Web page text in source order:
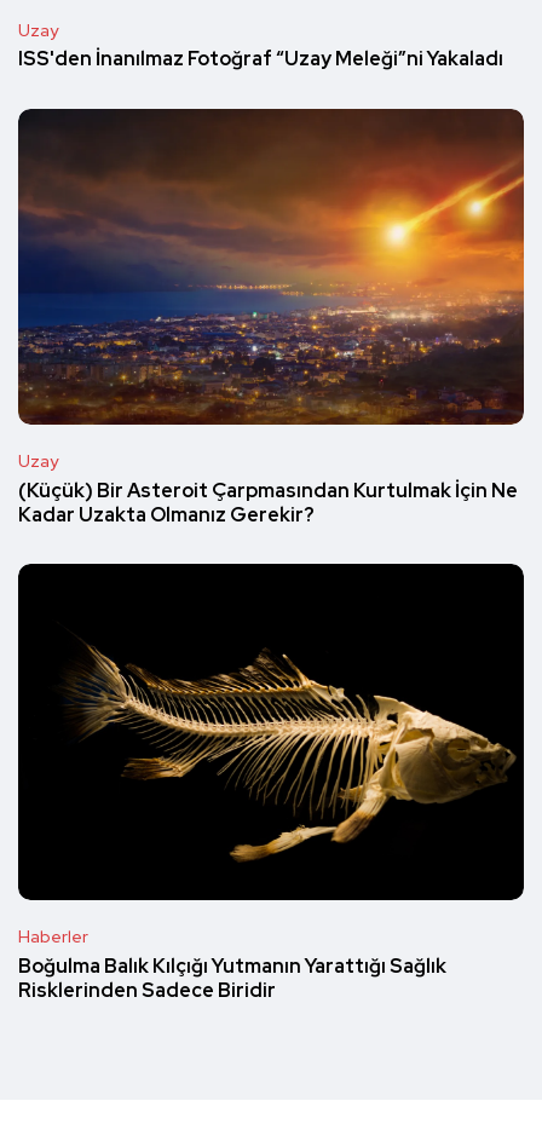
Uzay
ISS'den İnanılmaz Fotoğraf “Uzay Meleği”ni Yakaladı
Uzay
(Küçük) Bir Asteroit Çarpmasından Kurtulmak İçin Ne
Kadar Uzakta Olmanız Gerekir?
Haberler
Boğulma Balık Kılçığı Yutmanın Yarattığı Sağlık
Risklerinden Sadece Biridir